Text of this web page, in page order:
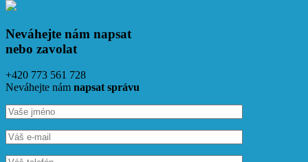
Neváhejte nám napsat
nebo zavolat
+420 773 561 728
Neváhejte nám napsat správu